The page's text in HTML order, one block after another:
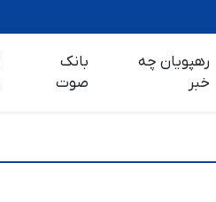
رهپویان چه
خبر
بانک
صوت